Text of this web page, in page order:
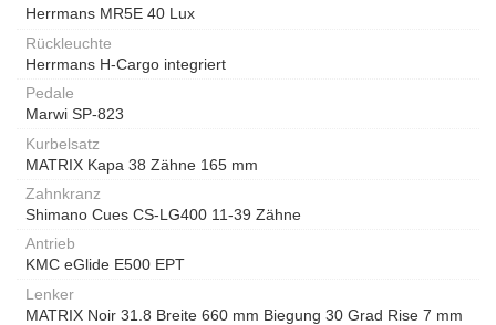
Herrmans MR5E 40 Lux
Rückleuchte
Herrmans H-Cargo integriert
Pedale
Marwi SP-823
Kurbelsatz
MATRIX Kapa 38 Zähne 165 mm
Zahnkranz
Shimano Cues CS-LG400 11-39 Zähne
Antrieb
KMC eGlide E500 EPT
Lenker
MATRIX Noir 31.8 Breite 660 mm Biegung 30 Grad Rise 7 mm